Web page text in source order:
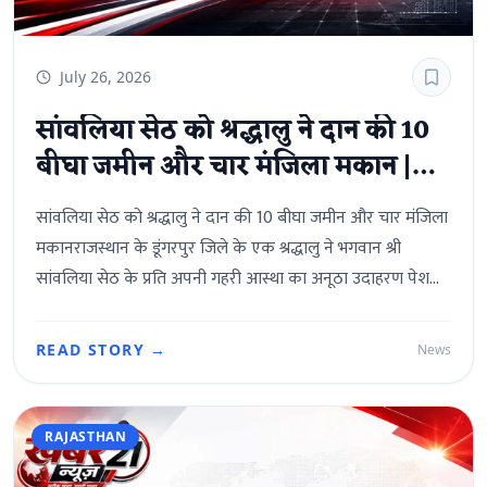
July 26, 2026
सांवलिया सेठ को श्रद्धालु ने दान की 10
बीघा जमीन और चार मंजिला मकान |
Rajasthan News
सांवलिया सेठ को श्रद्धालु ने दान की 10 बीघा जमीन और चार मंजिला
मकानराजस्थान के डूंगरपुर जिले के एक श्रद्धालु ने भगवान श्री
सांवलिया सेठ के प्रति अपनी गहरी आस्था का अनूठा उदाहरण पेश
गौतम पटेल ने भगवान श्री सांवलिया सेठ के नाम अपनी 10 बीघा से
मकान का दान कर दिया। मंदिर प्रशासन ने सभी कानूनी प्रक्रियाएं
पूरी कर संपत्ति को मंदिर के नाम दर्ज करा लिया है।वर्षों पुराना था
भूमि दान का संकल्पजानकारी के अनुसार, अमर वर्ष 2013 से नियमित
READ STORY → News
RAJASTHAN